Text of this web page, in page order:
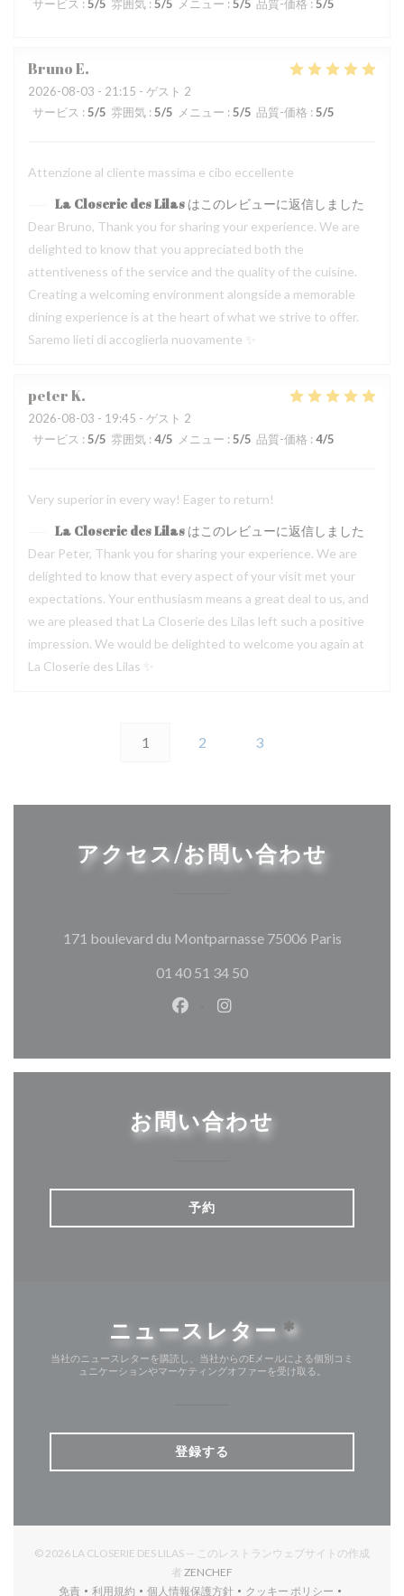
サービス : 5/5 雰囲気 : 5/5 メニュー : 5/5 品質-価格 : 5/5
BrunoE
2026-08-03 - 21:15 - ゲスト 2
サービス : 5/5 雰囲気 : 5/5 メニュー : 5/5 品質-価格 : 5/5
Attenzione al cliente massima e cibo eccellente
La Closerie des Lilas はこのレビューに返信しました
Dear Bruno, Thank you for sharing your experience. We are
delighted to know that you appreciated both the
attentiveness of the service and the quality of the cuisine.
Creating a welcoming environment alongside a memorable
dining experience is at the heart of what we strive to offer.
Saremo lieti di accoglierla nuovamente ✨
peterK
2026-08-03 - 19:45 - ゲスト 2
サービス : 5/5 雰囲気 : 4/5 メニュー : 5/5 品質-価格 : 4/5
Very superior in every way! Eager to return!
La Closerie des Lilas はこのレビューに返信しました
Dear Peter, Thank you for sharing your experience. We are
delighted to know that every aspect of your visit met your
expectations. Your enthusiasm means a great deal to us, and
we are pleased that La Closerie des Lilas left such a positive
impression. We would be delighted to welcome you again at
La Closerie des Lilas ✨
1 2 3
アクセス/お問い合わせ
171 boulevard du Montparnasse 75006 Paris((新しい
01 40 51 34 50
Facebook ((新しいウィンドウ
Instagram ((新しいウィ
お問い合わせ
予約
ニュースレター *
当社のニュースレターを購読し、当社からのEメールによる個別コミ
ュニケーションやマーケティングオファーを受け取る。
登録する
© 2026 LA CLOSERIE DES LILAS — このレストランウェブサイトの作成
者 ZENCHEF
免責
利用規約 個人情報保護方針 クッキー ポリシー